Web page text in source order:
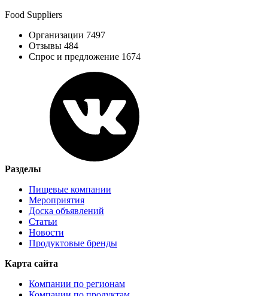
Food Suppliers
Организации 7497
Отзывы 484
Спрос и предложение 1674
Разделы
Пищевые компании
Мероприятия
Доска объявлений
Статьи
Новости
Продуктовые бренды
Карта сайта
Компании по регионам